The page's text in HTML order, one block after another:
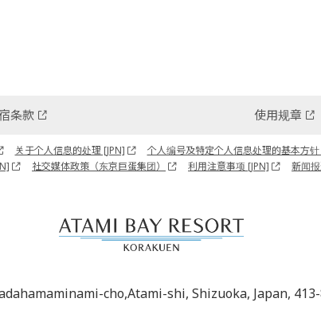
条款 使用规章
关于个人信息的处理 [JPN] 个人编号及特定个人信息处理的基本方针
社交媒体政策（东京巨蛋集团） 利用注意事项 [JPN] 新闻
cho,Atami-shi, Shizuoka, Japan,